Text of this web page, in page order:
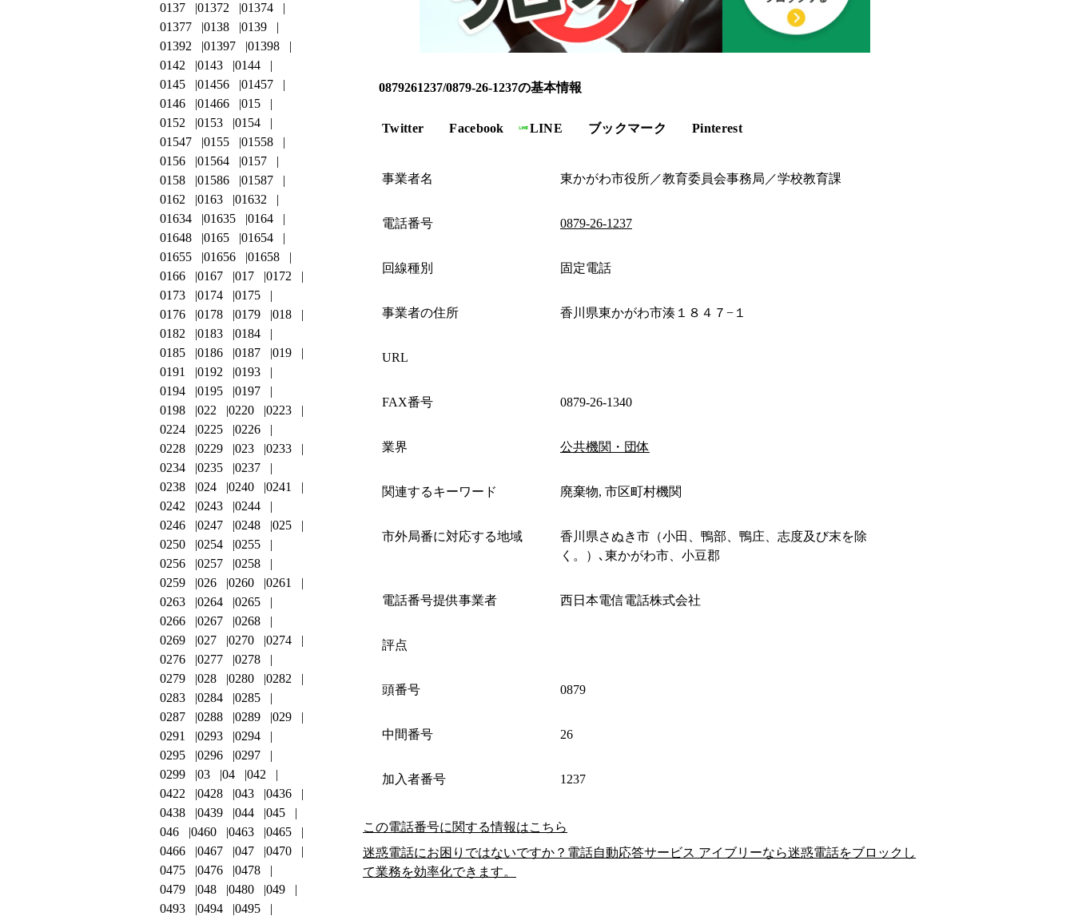
0879261237/0879-26-1237の基本情報
Twitter Facebook LINE ブックマーク Pinterest
事業者名 東かがわ市役所／教育委員会事務局／学校教育課
電話番号 0879-26-1237
回線種別 固定電話
事業者の住所 香川県東かがわ市湊１８４７−１
URL
FAX番号 0879-26-1340
業界 公共機関・団体
関連するキーワード 廃棄物, 市区町村機関
市外局番に対応する地域
香川県さぬき市（小田、鴨部、鴨庄、志度及び末を除
く。）､東かがわ市、小豆郡
電話番号提供事業者 西日本電信電話株式会社
評点
頭番号 0879
中間番号 26
加入者番号 1237
この電話番号に関する情報はこちら
迷惑電話にお困りではないですか？電話自動応答サービス アイブリーなら迷惑電話をブロックし
て業務を効率化できます。
0137
01372
01374
01377
0138
0139
01392
01397
01398
0142
0143
0144
0145
01456
01457
0146
01466
015
0152
0153
0154
01547
0155
01558
0156
01564
0157
0158
01586
01587
0162
0163
01632
01634
01635
0164
01648
0165
01654
01655
01656
01658
0166
0167 017
0172
0173
0174
0175
0176
0178 0179
018
0182
0183
0184
0185
0186 0187
019
0191
0192
0193
0194
0195
0197
0198
022 0220
0223
0224
0225
0226
0228
0229 023
0233
0234
0235
0237
0238
024 0240
0241
0242
0243
0244
0246
0247 0248
025
0250
0254
0255
0256
0257
0258
0259
026 0260
0261
0263
0264
0265
0266
0267
0268
0269
027 0270
0274
0276
0277
0278
0279
028 0280
0282
0283
0284
0285
0287
0288 0289
029
0291
0293
0294
0295
0296
0297
0299
03 04
042
0422
0428 043
0436
0438
0439 044
045
046
0460 0463
0465
0466
0467 047
0470
0475
0476
0478
0479
048 0480
049
0493
0494
0495